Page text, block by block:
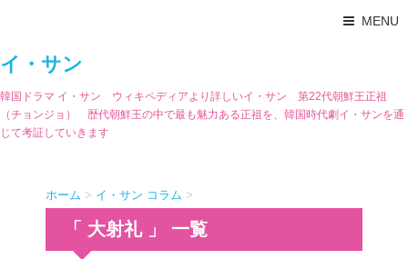
MENU
イ・サン
韓国ドラマ イ・サン ウィキペディアより詳しいイ・サン 第22代朝鮮王正祖
（チョンジョ） 歴代朝鮮王の中で最も魅力ある正祖を、韓国時代劇イ・サンを通
じて考証していきます
ホーム > イ・サン コラム >
「 大射礼 」 一覧